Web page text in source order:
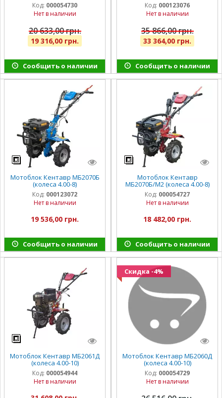
Код: 000054730
Нет в наличии
20 633,00 грн.
19 316,00 грн.
Сообщить о наличии
Код: 000123076
Нет в наличии
35 866,00 грн.
33 364,00 грн.
Сообщить о наличии
Мотоблок Кентавр МБ2070Б
(колеса 4.00-8)
Код: 000123072
Нет в наличии
19 536,00 грн.
Сообщить о наличии
Мотоблок Кентавр
МБ2070Б/М2 (колеса 4.00-8)
Код: 000054727
Нет в наличии
18 482,00 грн.
Сообщить о наличии
Мотоблок Кентавр МБ2061Д
(колеса 4.00-10)
Код: 000054944
Нет в наличии
Скидка -4%
Мотоблок Кентавр МБ2060Д
(колеса 4.00-10)
Код: 000054729
Нет в наличии